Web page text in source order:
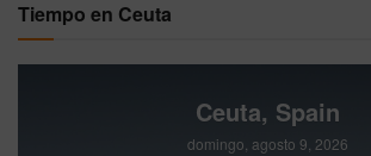
Tiempo en Ceuta
Ceuta, Spain
domingo, agosto 9, 2026